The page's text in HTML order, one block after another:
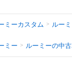
ミーカスタム ルー
ミー ルーミーの中